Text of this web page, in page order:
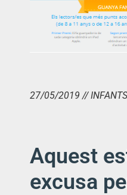
27/05/2019 //
Aquest
excusa